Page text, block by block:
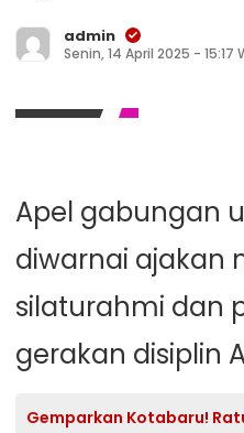
admin
Senin, 14 April 2025 - 15:17
Apel gabungan
diwarnai ajakan
silaturahmi dan
gerakan disiplin
Gemparkan Kotabaru!